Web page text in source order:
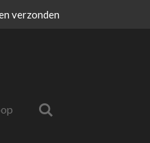
verzonden